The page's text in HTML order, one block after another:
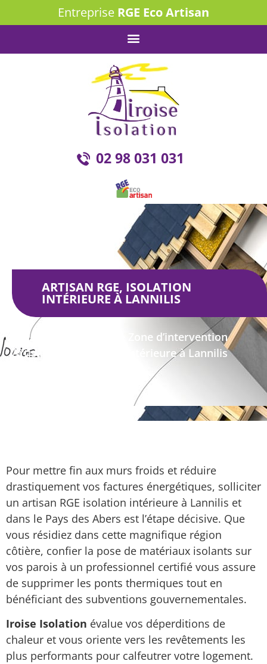
Entreprise RGE Eco Artisan
02 98 031 031
ARTISAN RGE, ISOLATION
INTÉRIEURE À LANNILIS
Isolation intérieure
Zone d’intervention
Artisan RGE, isolation intérieure à Lannilis
Pour mettre fin aux murs froids et réduire
drastiquement vos factures énergétiques, solliciter
un artisan RGE isolation intérieure à Lannilis et
dans le Pays des Abers est l’étape décisive. Que
vous résidiez dans cette magnifique région
côtière, confier la pose de matériaux isolants sur
vos parois à un professionnel certifié vous assure
de supprimer les ponts thermiques tout en
bénéficiant des subventions gouvernementales.
Iroise Isolation évalue vos déperditions de
chaleur et vous oriente vers les revêtements les
plus performants pour calfeutrer votre logement.